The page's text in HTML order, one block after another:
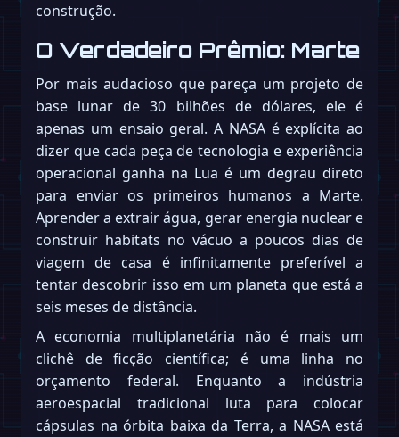
construção.
O Verdadeiro Prêmio: Marte
Por mais audacioso que pareça um projeto de
base lunar de 30 bilhões de dólares, ele é
apenas um ensaio geral. A NASA é explícita ao
dizer que cada peça de tecnologia e experiência
operacional ganha na Lua é um degrau direto
para enviar os primeiros humanos a Marte.
Aprender a extrair água, gerar energia nuclear e
construir habitats no vácuo a poucos dias de
viagem de casa é infinitamente preferível a
tentar descobrir isso em um planeta que está a
seis meses de distância.
A economia multiplanetária não é mais um
clichê de ficção científica; é uma linha no
orçamento federal. Enquanto a indústria
aeroespacial tradicional luta para colocar
cápsulas na órbita baixa da Terra, a NASA está